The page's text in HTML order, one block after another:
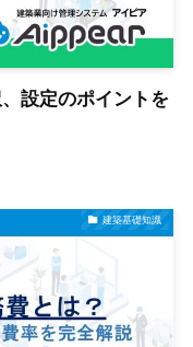
設定のポイントを
建築基礎知識